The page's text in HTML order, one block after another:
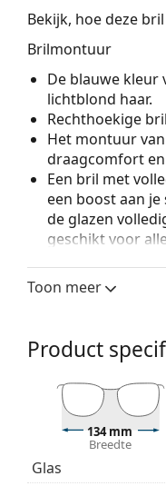
Bekijk, hoe deze
Brilmontuur
De blauwe
lichtblond haar.
Rechthoekige
Het montuur
draagcomfort
Een bril met
een boost aan
de glazen
geschikt voor
Accessoires
Wij leveren de
modellen
Bekijk het
bij het kiezen.
Het is een
Toon meer
Product
134 mm
Breedte
Glas